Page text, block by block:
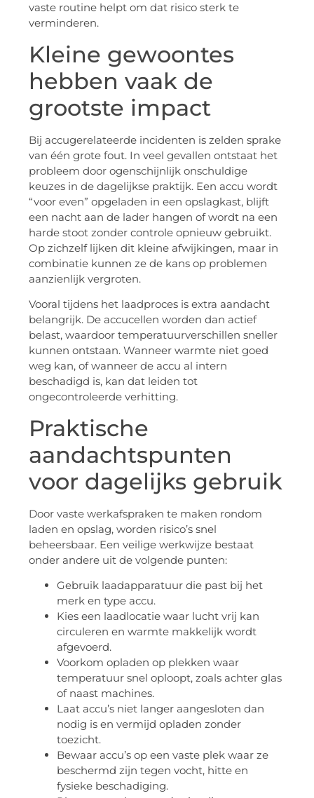
vaste routine helpt om dat risico sterk te
verminderen.
Kleine gewoontes
hebben vaak de
grootste impact
Bij accugerelateerde incidenten is zelden sprake
van één grote fout. In veel gevallen ontstaat het
probleem door ogenschijnlijk onschuldige
keuzes in de dagelijkse praktijk. Een accu wordt
“voor even” opgeladen in een opslagkast, blijft
een nacht aan de lader hangen of wordt na een
harde stoot zonder controle opnieuw gebruikt.
Op zichzelf lijken dit kleine afwijkingen, maar in
combinatie kunnen ze de kans op problemen
aanzienlijk vergroten.
Vooral tijdens het laadproces is extra aandacht
belangrijk. De accucellen worden dan actief
belast, waardoor temperatuurverschillen sneller
kunnen ontstaan. Wanneer warmte niet goed
weg kan, of wanneer de accu al intern
beschadigd is, kan dat leiden tot
ongecontroleerde verhitting.
Praktische
aandachtspunten
voor dagelijks gebruik
Door vaste werkafspraken te maken rondom
laden en opslag, worden risico’s snel
beheersbaar. Een veilige werkwijze bestaat
onder andere uit de volgende punten:
Gebruik laadapparatuur die past bij het
merk en type accu.
Kies een laadlocatie waar lucht vrij kan
circuleren en warmte makkelijk wordt
afgevoerd.
Voorkom opladen op plekken waar
temperatuur snel oploopt, zoals achter glas
of naast machines.
Laat accu’s niet langer aangesloten dan
nodig is en vermijd opladen zonder
toezicht.
Bewaar accu’s op een vaste plek waar ze
beschermd zijn tegen vocht, hitte en
fysieke beschadiging.